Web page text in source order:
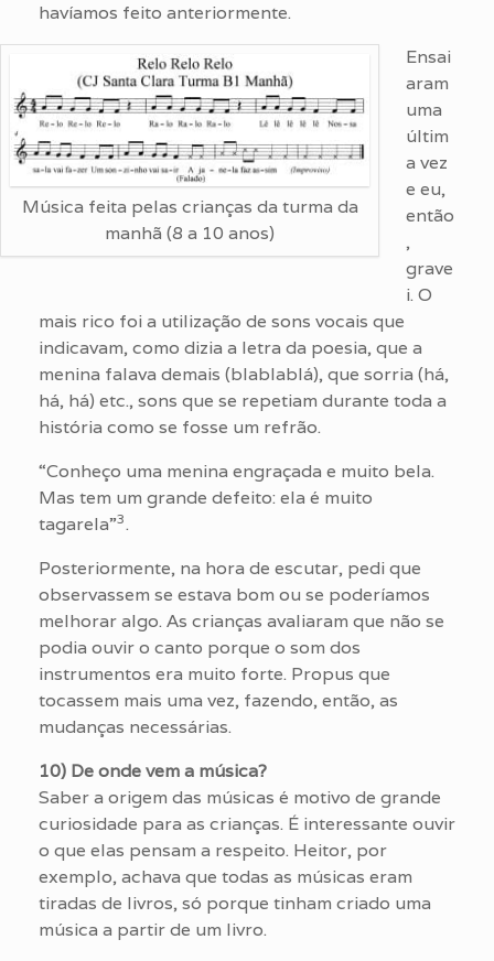
havíamos feito anteriormente.
Música feita pelas crianças da turma da
manhã (8 a 10 anos)
Ensai
aram
uma
últim
a vez
e eu,
então
,
grave
i. O
mais rico foi a utilização de sons vocais que
indicavam, como dizia a letra da poesia, que a
menina falava demais (blablablá), que sorria (há,
há, há) etc., sons que se repetiam durante toda a
história como se fosse um refrão.
“Conheço uma menina engraçada e muito bela.
Mas tem um grande defeito: ela é muito
tagarela”3.
Posteriormente, na hora de escutar, pedi que
observassem se estava bom ou se poderíamos
melhorar algo. As crianças avaliaram que não se
podia ouvir o canto porque o som dos
instrumentos era muito forte. Propus que
tocassem mais uma vez, fazendo, então, as
mudanças necessárias.
10) De onde vem a música?
Saber a origem das músicas é motivo de grande
curiosidade para as crianças. É interessante ouvir
o que elas pensam a respeito. Heitor, por
exemplo, achava que todas as músicas eram
tiradas de livros, só porque tinham criado uma
música a partir de um livro.